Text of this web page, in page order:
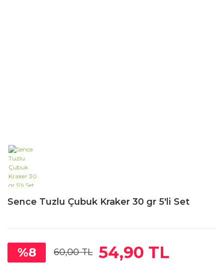
Sence Tuzlu Çubuk Kraker 30 gr 5'li Set
%8 60,00 TL 54,90 TL